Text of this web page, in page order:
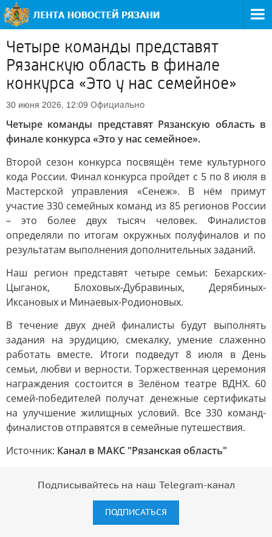
Четыре команды представят
Рязанскую область в финале
конкурса «Это у нас семейное»
30 июня 2026, 12:09 Официально
Четыре команды представят Рязанскую область в
финале конкурса «Это у нас семейное».
Второй сезон конкурса посвящён теме культурного
кода России. Финал конкурса пройдет с 5 по 8 июля в
Мастерской управления «Сенеж». В нём примут
участие 330 семейных команд из 85 регионов России
– это более двух тысяч человек. Финалистов
определяли по итогам окружных полуфиналов и по
результатам выполнения дополнительных заданий.
Наш регион представят четыре семьи: Бехарских-
Цыганок, Блоховых-Дубравиных, Дерябиных-
Иксановых и Минаевых-Родионовых.
В течение двух дней финалисты будут выполнять
задания на эрудицию, смекалку, умение слаженно
работать вместе. Итоги подведут 8 июля в День
семьи, любви и верности. Торжественная церемония
награждения состоится в Зелёном театре ВДНХ. 60
семей-победителей получат денежные сертификаты
на улучшение жилищных условий. Все 330 команд-
финалистов отправятся в семейные путешествия.
Источник: Канал в МАКС "Рязанская область"
Подписывайтесь на наш Telegram-канал
ПОДПИСАТЬСЯ